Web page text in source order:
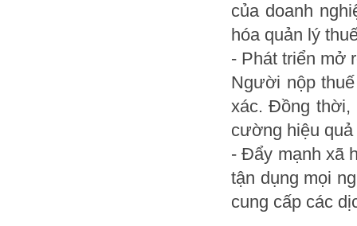
của doanh
hóa quản lý
- Phát triển mở
Người nộp
xác. Đồng thời,
cường hiệu
- Đẩy mạnh xã
tận dụng mọi
cung cấp các